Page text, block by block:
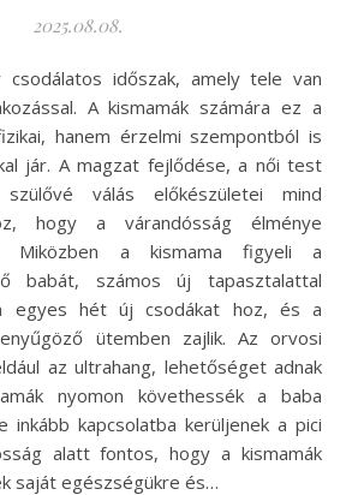
2025.08.08.
A kismamák számára ez a
hanem érzelmi szempontból is
jár. A magzat fejlődése, a női test
válás előkészületei mind
hogy a várandósság élménye
Miközben a kismama figyeli a
babát, számos új tapasztalattal
egyes hét új csodákat hoz, és a
ütemben zajlik. Az orvosi
az ultrahang, lehetőséget adnak
nyomon követhessék a baba
kapcsolatba kerüljenek a pici
alatt fontos, hogy a kismamák
saját egészségükre és…